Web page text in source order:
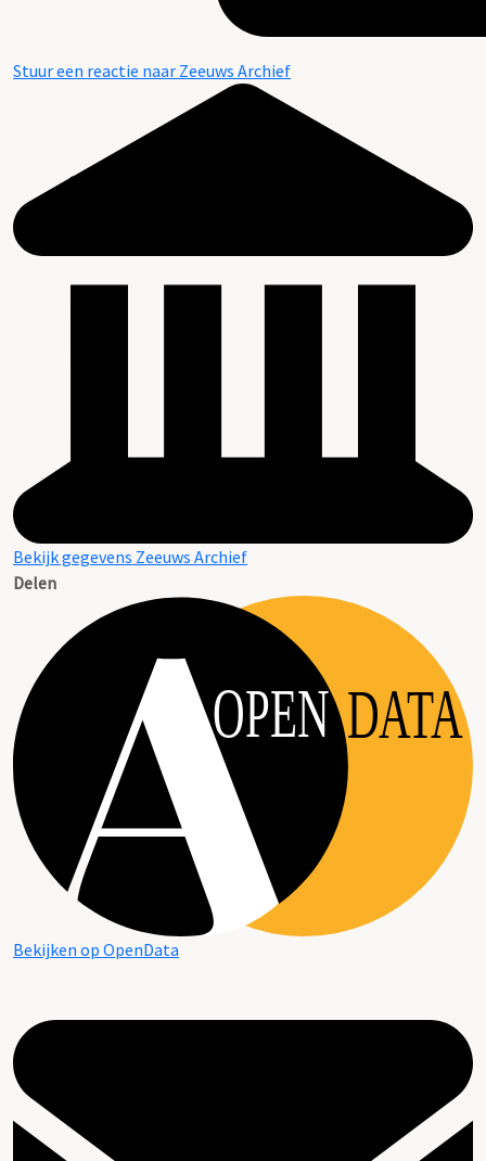
Stuur een reactie naar Zeeuws Archief
Bekijk gegevens Zeeuws Archief
Delen
OPEN DATA
Bekijken op OpenData